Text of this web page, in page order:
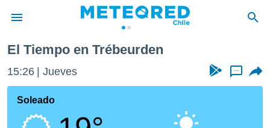
de
por
El Tiempo en Trébeurden
15:26 Jueves ...
Soleado